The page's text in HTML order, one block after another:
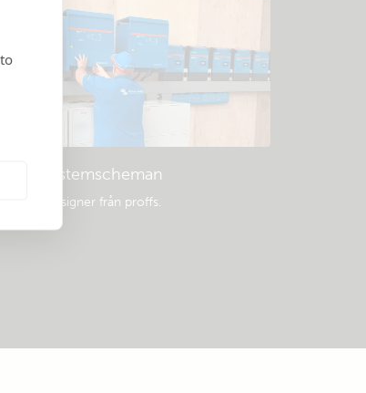
på systemscheman
systemdesigner från proffs.